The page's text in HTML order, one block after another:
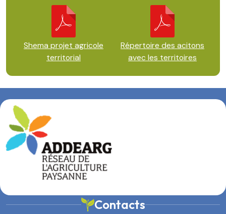
Shema projet agricole
territorial
Répertoire des acitons
avec les territoires
Contacts